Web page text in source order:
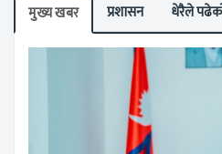
मुख्य खबर प्रशासन धेरैले